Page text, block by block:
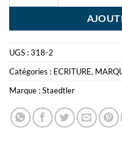
UGS :318-2
Catégories : ECRITURE,
Marque :Staedtler